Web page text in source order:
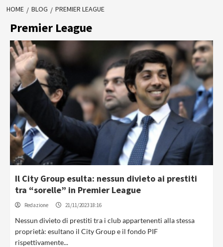
HOME BLOG PREMIER LEAGUE
Premier League
Il City Group esulta: nessun divieto ai prestiti
tra “sorelle” in Premier League
Redazione 21/11/2023 18:16
Nessun divieto di prestiti tra i club appartenenti alla stessa
proprietà: esultano il City Group e il fondo PIF
rispettivamente...